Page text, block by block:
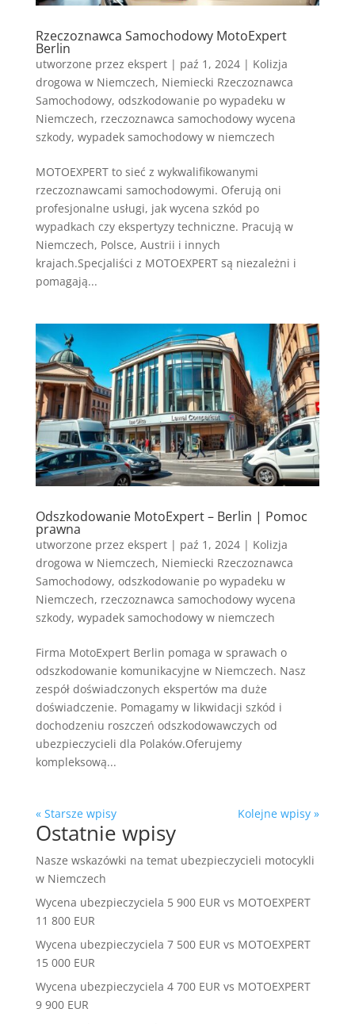
Rzeczoznawca Samochodowy MotoExpert
Berlin
utworzone przez ekspert| paź 1, 2024| Kolizja
drogowa w Niemczech, Niemiecki Rzeczoznawca
Samochodowy, odszkodowanie po wypadeku w
Niemczech, rzeczoznawca samochodowy wycena
szkody, wypadek samochodowy w niemczech
MOTOEXPERT to sieć z wykwalifikowanymi
rzeczoznawcami samochodowymi. Oferują oni
profesjonalne usługi, jak wycena szkód po
wypadkach czy ekspertyzy techniczne. Pracują w
Niemczech, Polsce, Austrii i innych
krajach.Specjaliści z MOTOEXPERT są niezależni i
pomagają...
Odszkodowanie MotoExpert – Berlin | Pomoc
prawna
utworzone przez ekspert| paź 1, 2024| Kolizja
drogowa w Niemczech, Niemiecki Rzeczoznawca
Samochodowy, odszkodowanie po wypadeku w
Niemczech, rzeczoznawca samochodowy wycena
szkody, wypadek samochodowy w niemczech
Firma MotoExpert Berlin pomaga w sprawach o
odszkodowanie komunikacyjne w Niemczech. Nasz
zespół doświadczonych ekspertów ma duże
doświadczenie. Pomagamy w likwidacji szkód i
dochodzeniu roszczeń odszkodowawczych od
ubezpieczycieli dla Polaków.Oferujemy
kompleksową...
« Starsze wpisy Kolejne wpisy »
Ostatnie wpisy
Nasze wskazówki na temat ubezpieczycieli motocykli
w Niemczech
Wycena ubezpieczyciela 5 900 EUR vs MOTOEXPERT
11 800 EUR
Wycena ubezpieczyciela 7 500 EUR vs MOTOEXPERT
15 000 EUR
Wycena ubezpieczyciela 4 700 EUR vs MOTOEXPERT
9 900 EUR